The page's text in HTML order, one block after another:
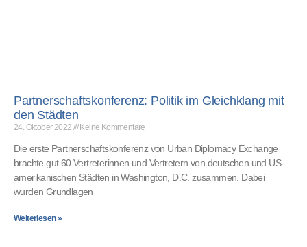
Partnerschaftskonferenz: Politik im Gleichklang mit
den Städten
24. Oktober 2022 Keine Kommentare
Die erste Partnerschaftskonferenz von Urban Diplomacy Exchange
brachte gut 60 Vertreterinnen und Vertretern von deutschen und US-
amerikanischen Städten in Washington, D.C. zusammen. Dabei
wurden Grundlagen
Weiterlesen »